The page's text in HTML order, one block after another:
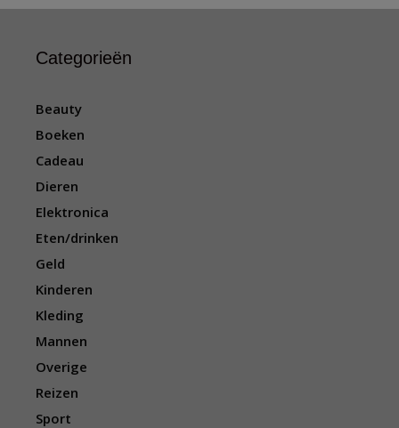
Categorieën
Beauty
Boeken
Cadeau
Dieren
Elektronica
Eten/drinken
Geld
Kinderen
Kleding
Mannen
Overige
Reizen
Sport